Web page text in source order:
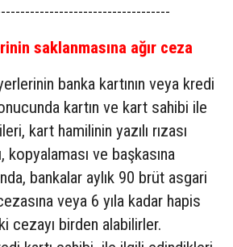
saklanmasına ağır ceza
banka kartının veya kredi
kartın ve kart sahibi ile
kart hamilinin yazılı rızası
kopyalaması ve başkasına
bankalar aylık 90 brüt asgari
veya 6 yıla kadar hapis
cezayı birden alabilirler.